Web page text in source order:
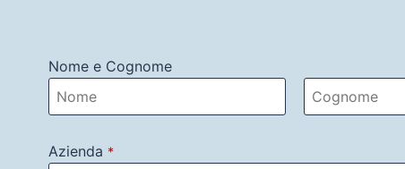
Nome e Cognome
Azienda *